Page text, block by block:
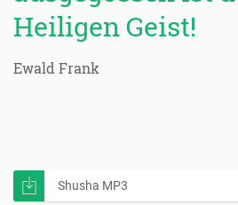
Heiligen Geist!
Ewald Frank
Shusha MP3